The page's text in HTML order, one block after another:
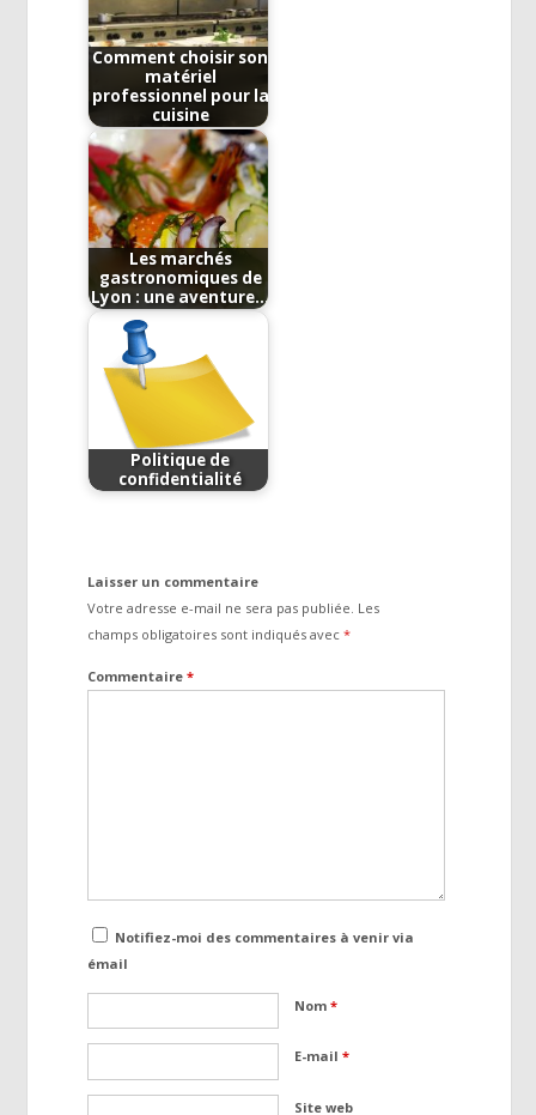
Comment choisir son
matériel
professionnel pour la
cuisine
Les marchés
gastronomiques de
Lyon : une aventure…
Politique de
confidentialité
Laisser un commentaire
Votre adresse e-mail ne sera pas publiée. Les
champs obligatoires sont indiqués avec*
Commentaire*
Notifiez-moi des commentaires à venir via
émail
Nom*
E-mail*
Site web